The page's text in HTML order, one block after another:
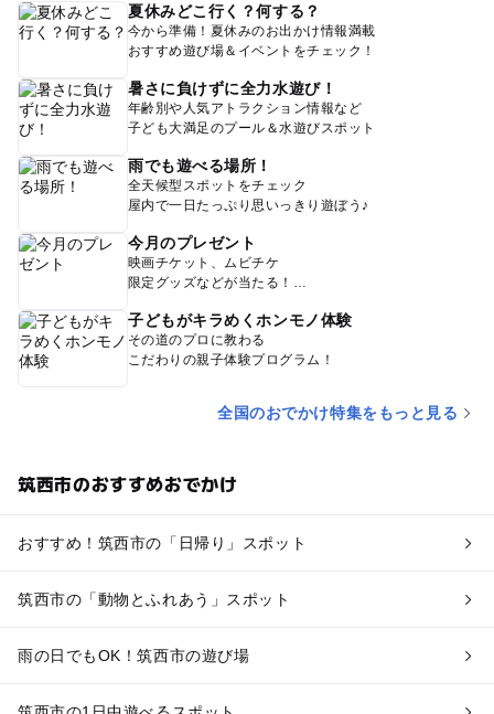
夏休みどこ行く？何する？
今から準備！夏休みのお出かけ情報満載
おすすめ遊び場＆イベントをチェック！
暑さに負けずに全力水遊び！
年齢別や人気アトラクション情報など
子ども大満足のプール＆水遊びスポット
雨でも遊べる場所！
全天候型スポットをチェック
屋内で一日たっぷり思いっきり遊ぼう♪
今月のプレゼント
映画チケット、ムビチケ
限定グッズなどが当たる！
子どもがキラめくホンモノ体験
その道のプロに教わる
こだわりの親子体験プログラム！
全国のおでかけ特集をもっと見る
筑西市のおすすめおでかけ
おすすめ！筑西市の「日帰り」スポット
筑西市の「動物とふれあう」スポット
雨の日でもOK！筑西市の遊び場